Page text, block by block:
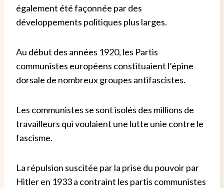
également été façonnée par des
développements politiques plus larges.
Au début des années 1920, les Partis
communistes européens constituaient l’épine
dorsale de nombreux groupes antifascistes.
Les communistes se sont isolés des millions de
travailleurs qui voulaient une lutte unie contre le
fascisme.
La répulsion suscitée par la prise du pouvoir par
Hitler en 1933 a contraint les partis communistes